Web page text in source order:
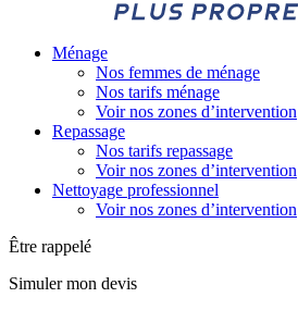
Ménage
Nos femmes de ménage
Nos tarifs ménage
Voir nos zones d’intervention
Repassage
Nos tarifs repassage
Voir nos zones d’intervention
Nettoyage professionnel
Voir nos zones d’intervention
Être rappelé
Simuler mon devis